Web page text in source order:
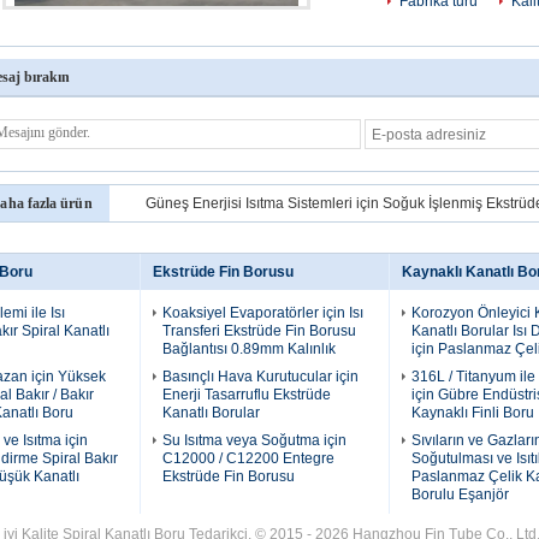
bırakın
fazla ürün Güneş Enerjisi Isıtma Sistemleri için Soğuk İşlenmiş
ile Isı
Spiral Kanatlı
için Yüksek
Bakır / Bakır
Boru
ve Isıtma için
Spiral Bakır
Kanatlı
Ekstrüde Fin Borusu
Koaksiyel Evaporatörler için Isı
Transferi Ekstrüde Fin Borusu
Bağlantısı 0.89mm Kalınlık
Basınçlı Hava Kurutucular için
Enerji Tasarruflu Ekstrüde
Kanatlı Borular
Su Isıtma veya Soğutma için
C12000 / C12200 Entegre
Ekstrüde Fin Borusu
Kaynaklı Kanatlı
Korozyon Önleyici
Kanatlı Borular Isı
için Paslanmaz
316L / Titanyum ile
için Gübre
Kaynaklı Finli Boru
Sıvıların ve
Soğutulması ve
Paslanmaz Çelik
Borulu Eşanjör
Kalite Spiral Kanatlı Boru Tedarikçi. © 2015 - 2026 Hangzhou Fin Tube Co.,